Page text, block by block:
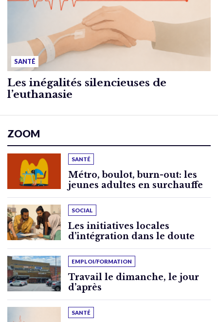
SANTÉ
Les inégalités silencieuses de
l’euthanasie
ZOOM
SANTÉ
Métro, boulot, burn-out: les
jeunes adultes en surchauffe
SOCIAL
Les initiatives locales
d’intégration dans le doute
EMPLOI/FORMATION
Travail le dimanche, le jour
d’après
SANTÉ